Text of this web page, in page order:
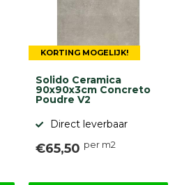
KORTING MOGELIJK!
Solido Ceramica
90x90x3cm Concreto
Poudre V2
Direct leverbaar
€65,50 per m2